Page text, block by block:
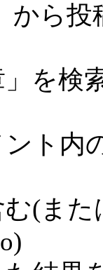
から
を検
ト内
(ま